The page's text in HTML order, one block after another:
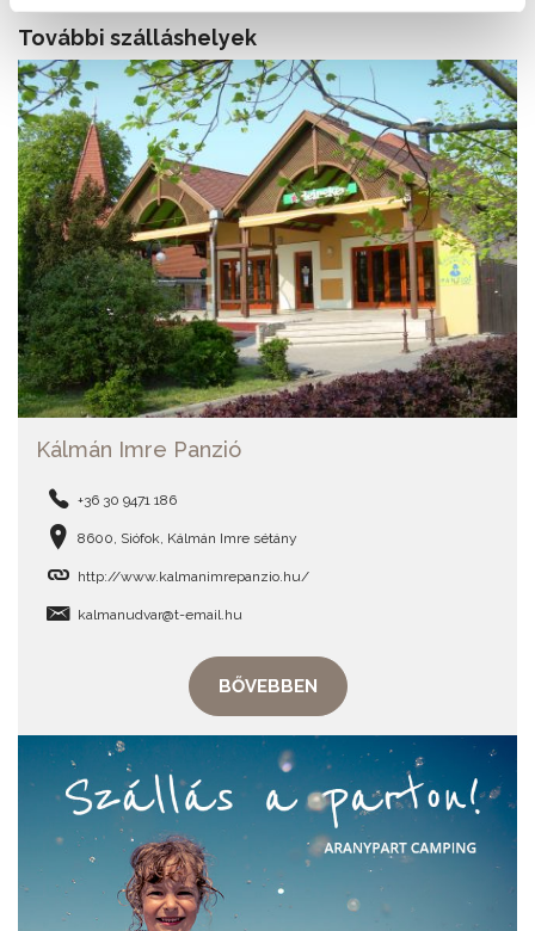
További szálláshelyek
Kálmán Imre Panzió
+36 30 9471 186
8600, Siófok, Kálmán Imre sétány
http://www.kalmanimrepanzio.hu/
kalmanudvar@t-email.hu
BŐVEBBEN